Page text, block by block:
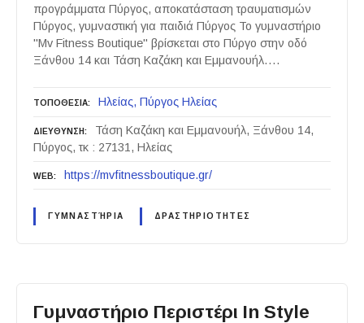
προγράμματα Πύργος, αποκατάσταση τραυματισμών
Πύργος, γυμναστική για παιδιά Πύργος Το γυμναστήριο
"Mv Fitness Boutique" βρίσκεται στο Πύργο στην οδό
Ξάνθου 14 και Τάση Καζάκη και Εμμανουήλ….
ΤΟΠΟΘΕΣΙΑ Ηλείας Πύργος Ηλείας
ΔΙΕΥΘΥΝΣΗ
Τάση Καζάκη και Εμμανουήλ, Ξάνθου 14,
Πύργος, τκ : 27131, Ηλείας
WEB https://mvfitnessboutique.gr/
ΓΥΜΝΑΣΤΉΡΙΑ ΔΡΑΣΤΗΡΙΟΤΗΤΕΣ
Γυμναστήριο Περιστέρι In Style